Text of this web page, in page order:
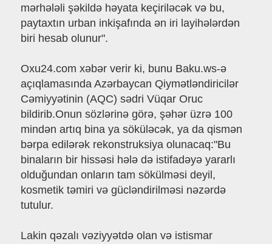
mərhələli şəkildə həyata keçiriləcək və bu,
paytaxtın urban inkişafında ən iri layihələrdən
biri hesab olunur".
Oxu24.com xəbər verir ki, bunu Baku.ws-ə
açıqlamasında Azərbaycan Qiymətləndiricilər
Cəmiyyətinin (AQC) sədri Vüqar Oruc
bildirib.Onun sözlərinə görə, şəhər üzrə 100
mindən artıq bina ya söküləcək, ya da qismən
bərpa edilərək rekonstruksiya olunacaq:"Bu
binaların bir hissəsi hələ də istifadəyə yararlı
olduğundan onların tam sökülməsi deyil,
kosmetik təmiri və gücləndirilməsi nəzərdə
tutulur.
Lakin qəzalı vəziyyətdə olan və istismar